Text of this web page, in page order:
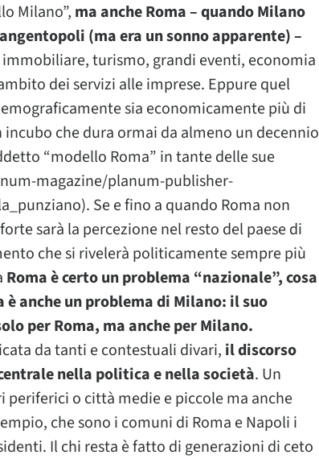
Milano”, ma anche Roma – quando Milano
(ma era un sonno apparente) –
turismo, grandi eventi, economia
dei servizi alle imprese. Eppure quel
sia economicamente più di
che dura ormai da almeno un decennio
“modello Roma” in tante delle sue
magazine/planum-publisher-
Se e fino a quando Roma non
sarà la percezione nel resto del paese di
che si rivelerà politicamente sempre più
Roma è certo un problema “nazionale”, cosa
anche un problema di Milano: il suo
per Roma, ma anche per Milano.
da tanti e contestuali divari, il discorso
nella politica e nella società. Un
o città medie e piccole ma anche
che sono i comuni di Roma e Napoli i
Il chi resta è fatto di generazioni di ceto